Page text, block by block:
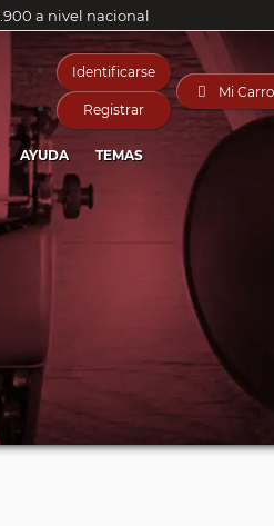
a nivel nacional
Identificarse
Registrar
 Mi
AYUDA TEMAS